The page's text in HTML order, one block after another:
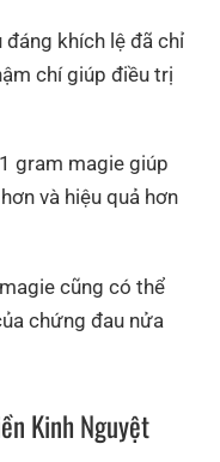
khích lệ đã chỉ
chí giúp điều trị
gram magie giúp
và hiệu quả hơn
cũng có thể
chứng đau nửa
Kinh Nguyệt